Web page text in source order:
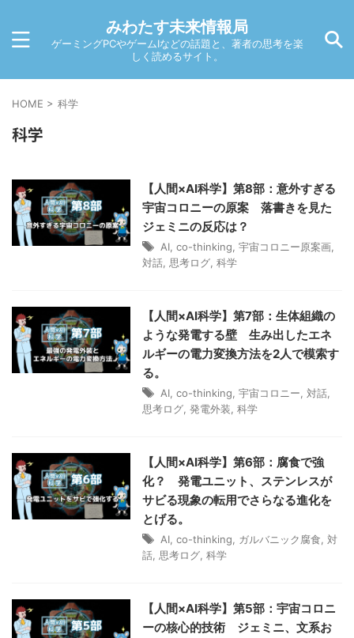
みわたす未来情報局
ゲーミングPCやゲームIなどの話題と、著者の思考を楽
しく読めるサイト。
HOME > 科学
科学
【人間×AI科学】第8部：意外すぎる
宇宙コロニーの原案 落書きを見た
ジェミニの反応は？
AI co-thinking 宇宙コロニー原案画
対話 思考ログ 科学
【人間×AI科学】第7部：生体組織の
ような発電する壁 生み出したエネ
ルギーの電力変換方法を2人で模索す
る。
AI co-thinking 宇宙コロニー 対話
思考ログ 発電外装 科学
【人間×AI科学】第6部：腐食で強
化？ 発電ユニット、ステンレスが
サビる現象の転用でさらなる進化を
とげる。
AI co-thinking ガルバニック腐食 対
話 思考ログ 科学
【人間×AI科学】第5部：宇宙コロニ
ーの核心的技術 ジェミニ、文系お